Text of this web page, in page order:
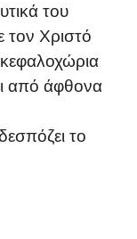
του
τον Χριστό
από άφθονα
το